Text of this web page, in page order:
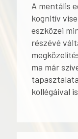
A mentális
kognitív
eszközei
részévé
ma már
kollégáival